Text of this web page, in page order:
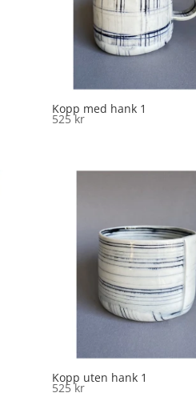
Kopp med hank 1
525kr
Kopp uten hank 1
525kr